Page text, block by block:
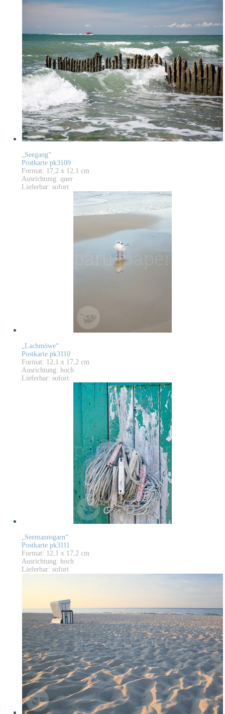
„Seegang“
Postkarte pk3109
Format: 17,2 x 12,1 cm
Ausrichtung: quer
Lieferbar: sofort
„Lachmöwe“
Postkarte pk3110
Format: 12,1 x 17,2 cm
Ausrichtung: hoch
Lieferbar: sofort
„Seemannsgarn“
Postkarte pk3111
Format: 12,1 x 17,2 cm
Ausrichtung: hoch
Lieferbar: sofort